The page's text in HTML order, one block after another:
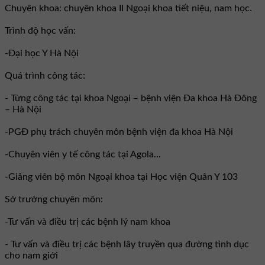
Chuyên khoa: chuyên khoa II Ngoại khoa tiết niệu, nam học.
Trình độ học vấn:
-Đại học Y Hà Nội
Quá trình công tác:
- Từng công tác tại khoa Ngoại – bệnh viện Đa khoa Hà Đông
– Hà Nội
-PGĐ phụ trách chuyên môn bệnh viện đa khoa Hà Nội
-Chuyên viên y tế công tác tại Agola...
-Giảng viên bộ môn Ngoại khoa tại Học viện Quân Y 103
Sở trưởng chuyên môn:
-Tư vấn và điều trị các bệnh lý nam khoa
- Tư vấn và điều trị các bệnh lây truyền qua đường tình dục
cho nam giới